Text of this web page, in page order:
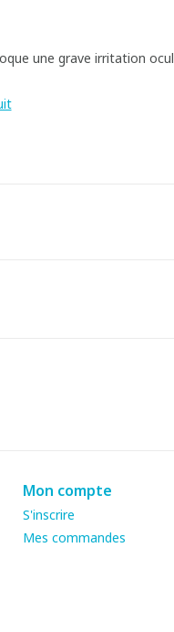
une grave irritation
Mon compte
S'inscrire
Mes commandes